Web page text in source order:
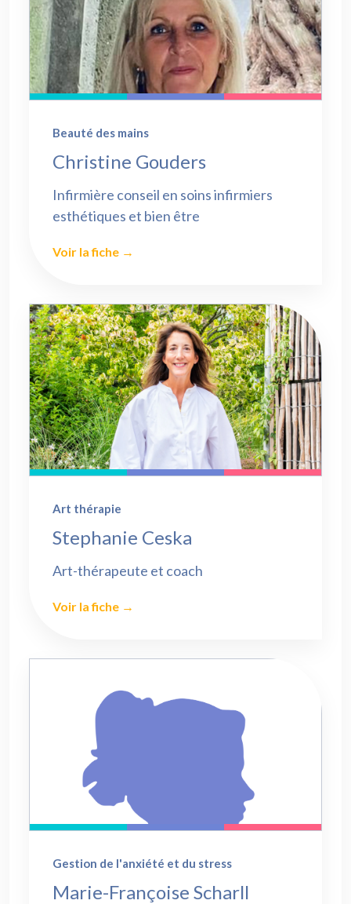
Beauté des mains
Christine Gouders
Infirmière conseil en soins infirmiers
esthétiques et bien être
Voir la fiche →
Art thérapie
Stephanie Ceska
Art-thérapeute et coach
Voir la fiche →
Gestion de l'anxiété et du stress
Marie-Françoise Scharll